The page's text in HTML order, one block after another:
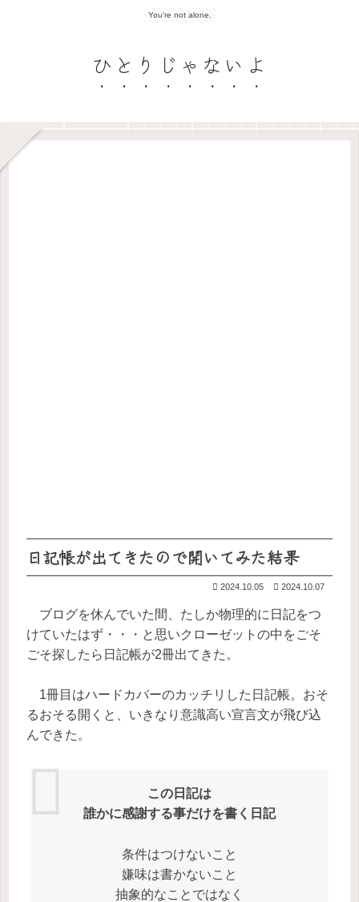
You're not alone.
ひとりじゃないよ
日記帳が出てきたので開いてみた結果
2024.10.05 2024.10.07
ブログを休んでいた間、たしか物理的に日記をつ
けていたはず・・・と思いクローゼットの中をごそ
ごそ探したら日記帳が2冊出てきた。
1冊目はハードカバーのカッチリした日記帳。おそ
るおそる開くと、いきなり意識高い宣言文が飛び込
んできた。
この日記は
誰かに感謝する事だけを書く日記
条件はつけないこと
嫌味は書かないこと
抽象的なことではなく